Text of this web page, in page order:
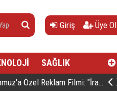
Giriş Üye Ol
SAĞLIK
Reklam Filmi: "İrade Bizim, Zafer Bizim"